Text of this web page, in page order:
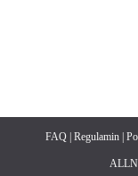
FAQ| Regulamin|